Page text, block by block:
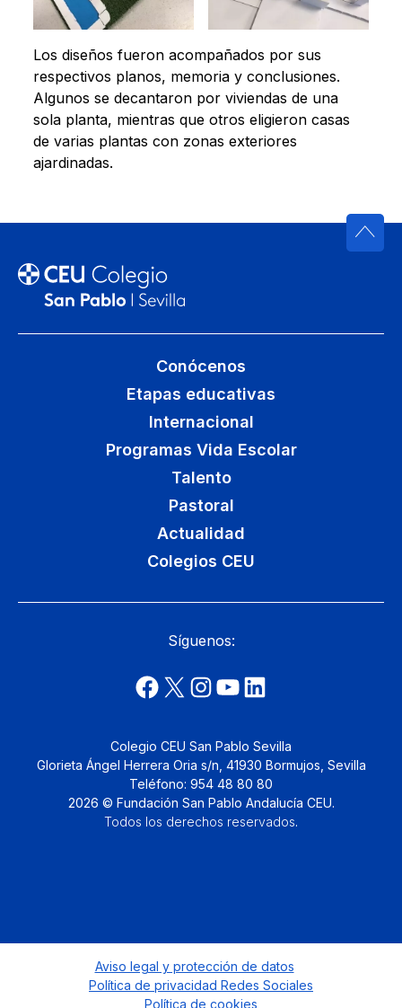
Los diseños fueron acompañados por sus
respectivos planos, memoria y conclusiones.
Algunos se decantaron por viviendas de una
sola planta, mientras que otros eligieron casas
de varias plantas con zonas exteriores
ajardinadas.
Conócenos
Etapas educativas
Internacional
Programas Vida Escolar
Talento
Pastoral
Actualidad
Colegios CEU
Síguenos:
Colegio CEU San Pablo Sevilla
Glorieta Ángel Herrera Oria s/n, 41930 Bormujos, Sevilla
Teléfono: 954 48 80 80
2026 © Fundación San Pablo Andalucía CEU.
Todos los derechos reservados.
Aviso legal y protección de datos
Política de privacidad Redes Sociales
Política de cookies